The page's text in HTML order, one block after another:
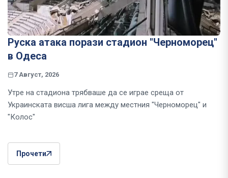
Руска атака порази стадион "Черноморец"
в Одеса
7 Август, 2026
Утре на стадиона трябваше да се играе среща от
Украинската висша лига между местния "Черноморец" и
"Колос"
Прочети